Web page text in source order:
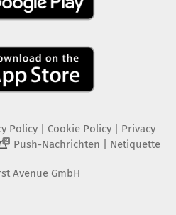
Policy| Cookie Policy| Privacy
2 Push-Nachrichten Netiquette
Avenue GmbH